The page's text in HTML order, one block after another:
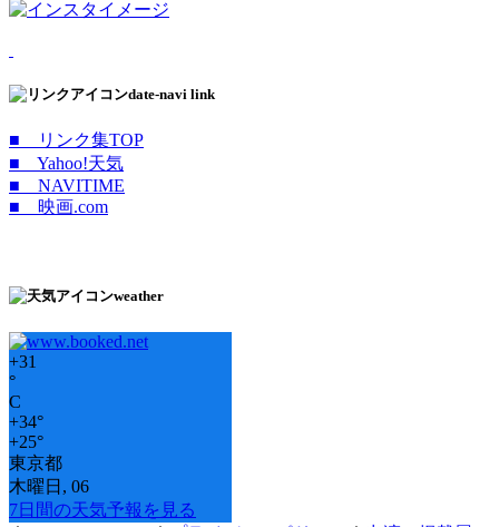
date-navi link
■ リンク集TOP
■ Yahoo!天気
■ NAVITIME
■ 映画.com
weather
+31
°
C
+34°
+25°
東京都
木曜日, 06
7日間の天気予報を見る